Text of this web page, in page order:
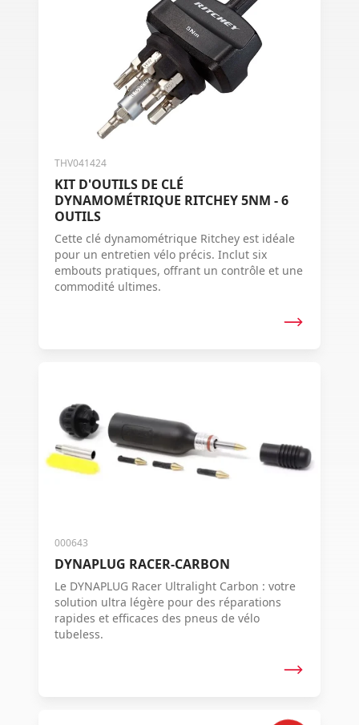
THV041424
KIT D'OUTILS DE CLÉ
DYNAMOMÉTRIQUE RITCHEY 5NM - 6
OUTILS
Cette clé dynamométrique Ritchey est idéale
pour un entretien vélo précis. Inclut six
embouts pratiques, offrant un contrôle et une
commodité ultimes.
000643
DYNAPLUG RACER-CARBON
Le DYNAPLUG Racer Ultralight Carbon : votre
solution ultra légère pour des réparations
rapides et efficaces des pneus de vélo
tubeless.